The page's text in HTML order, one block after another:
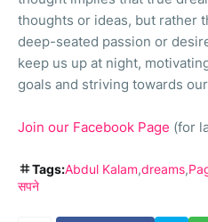
thoughts or ideas, but rather
deep-seated passion or
keep us up at night,
goals and striving towards
Join our Facebook Page (for
Tags:Abdul Kalam dreams
सपने